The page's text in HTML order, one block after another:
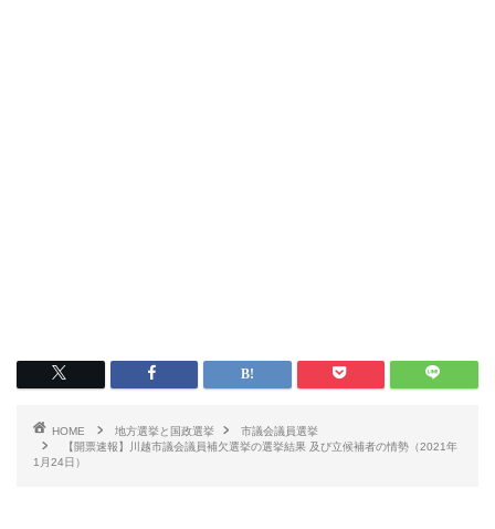
HOME 地方選挙と国政選挙
市議会議員選挙
【開票速報】川越市議会議員補欠選挙の選挙結果 及び立候補者の情勢（2021年
1月24日）